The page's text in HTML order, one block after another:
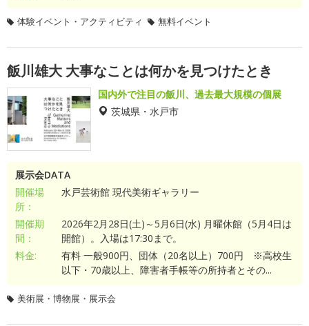
体験イベント・アクティビティ 無料イベント
飯川雄大 大事なことは何かを見つけたとき
国内外で注目の飯川、過去最大規模の個展
茨城県・水戸市
展示会DATA
開催場
所：
水戸芸術館 現代美術ギャラリー
開催期
間：
2026年2月28日(土)～5月6日(水) 月曜休館（5月4日は
開館）。入場は17:30まで。
料金:
有料 一般900円、団体（20名以上）700円 ※高校生
以下・70歳以上、障害者手帳等の所持者とその...
美術展・博物展・展示会